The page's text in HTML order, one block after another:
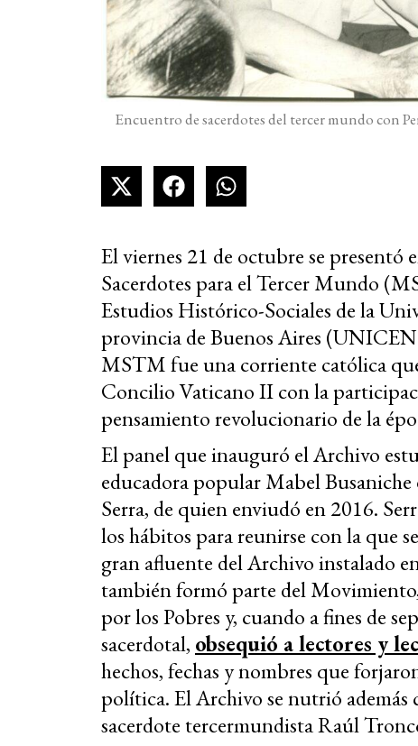
Encuentro de sacerdotes del tercer mundo con
El viernes 21 de octubre se
Sacerdotes para el Tercer Mundo
Estudios Histórico-Sociales de la
provincia de Buenos Aires
MSTM fue una corriente católica
Concilio Vaticano II con la
pensamiento revolucionario de la
El panel que inauguró el Archivo
educadora popular Mabel
Serra, de quien enviudó en 2016.
los hábitos para reunirse con la que
gran afluente del Archivo instalado
también formó parte del
por los Pobres y, cuando a fines de
sacerdotal, obsequió a lectores y
hechos, fechas y nombres que
política. El Archivo se nutrió
sacerdote tercermundista Raúl